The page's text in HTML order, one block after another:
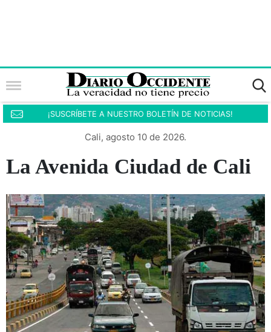
¡SUSCRÍBETE A NUESTRO BOLETÍN DE NOTICIAS!
Cali, agosto 10 de 2026.
La Avenida Ciudad de Cali